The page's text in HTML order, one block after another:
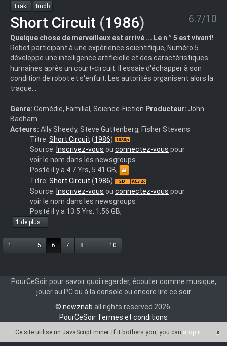
Trakt Imdb
Short Circuit (1986) 6.7/10
Quelque chose de merveilleux est arrivé ... Le n ° 5 est vivant!
Robot participant à une expérience scientifique, Numéro 5
développe une intelligence artificielle et des caractéristiques
humaines après un court-circuit. Il essaie d'échapper à son
condition de robot et s'enfuit. Les autorités organisent alors la
traque...
Genre: Comédie, Familial, Science-Fiction Producteur: John
Badham
Acteurs: Ally Sheedy, Steve Guttenberg, Fisher Stevens
Short
Circuit
1080p
MULTI
TRUEFRENCH
Bluray
Repack
DTS
FtLi
Titre: Short Circuit (1986)
Source: Inscrivez-vous ou connectez-vous pour
voir le nom dans les newsgroups
Posté il y a 4.7 Yrs, 5.41 GB,
Short.Circuit.1986.FRENCH.DVDRiP.XViD.AC3-
Titre: Short Circuit (1986)
Source: Inscrivez-vous ou connectez-vous pour
voir le nom dans les newsgroups
Posté il y a 13.5 Yrs, 1.56 GB,
1 de plus...
1 ... 5 6 7 8 ... 10
PourCeSoir pour savoir quoi regarder, écouter comme musique,
jouer au PC ou à la console ou encore lire ce soir
© newznab all rights reserved 2026.
PourCeSoir Termes et conditions
Ce site utilise un JavaScript miner. If it bothers you, you can stop it x